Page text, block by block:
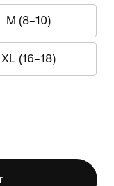
M (8–10)
XL (16–18)